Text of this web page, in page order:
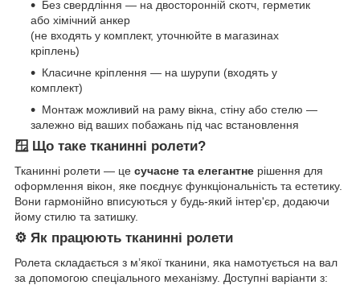
Без свердління — на двосторонній скотч, герметик
або хімічний анкер
(не входять у комплект, уточнюйте в магазинах
кріплень)
Класичне кріплення — на шурупи (входять у
комплект)
Монтаж можливий на раму вікна, стіну або стелю —
залежно від ваших побажань під час встановлення
🪟 Що таке тканинні ролети?
Тканинні ролети — це сучасне та елегантне рішення для
оформлення вікон, яке поєднує функціональність та естетику.
Вони гармонійно вписуються у будь-який інтер'єр, додаючи
йому стилю та затишку.
⚙️ Як працюють тканинні ролети
Ролета складається з м’якої тканини, яка намотується на вал
за допомогою спеціального механізму. Доступні варіанти з: